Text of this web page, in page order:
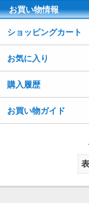
お買い物情報
ショッピングカート
お気に入り
購入履歴
お買い物ガイド